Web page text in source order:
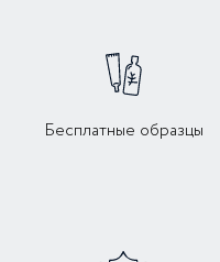
Бесплатные образцы